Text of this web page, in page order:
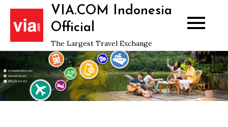
Skip
content
VIA.COM Indonesia
Official
The Largest Travel Exchange